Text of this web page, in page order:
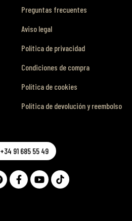
Preguntas frecuentes
Aviso legal
Política de privacidad
Condiciones de compra
Política de cookies
Política de devolución y reembolso
+34 91 685 55 49